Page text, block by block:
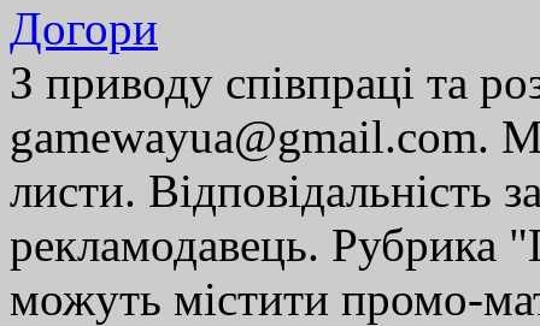
Догори
З приводу співпраці та
gamewayua@gmail.com.
листи. Відповідальність
рекламодавець. Рубрика
можуть містити промо-